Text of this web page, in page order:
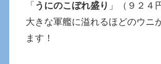
「 うにのこぼれ盛り 」（９２４
大きな軍艦に溢れるほどのウニ
ます！